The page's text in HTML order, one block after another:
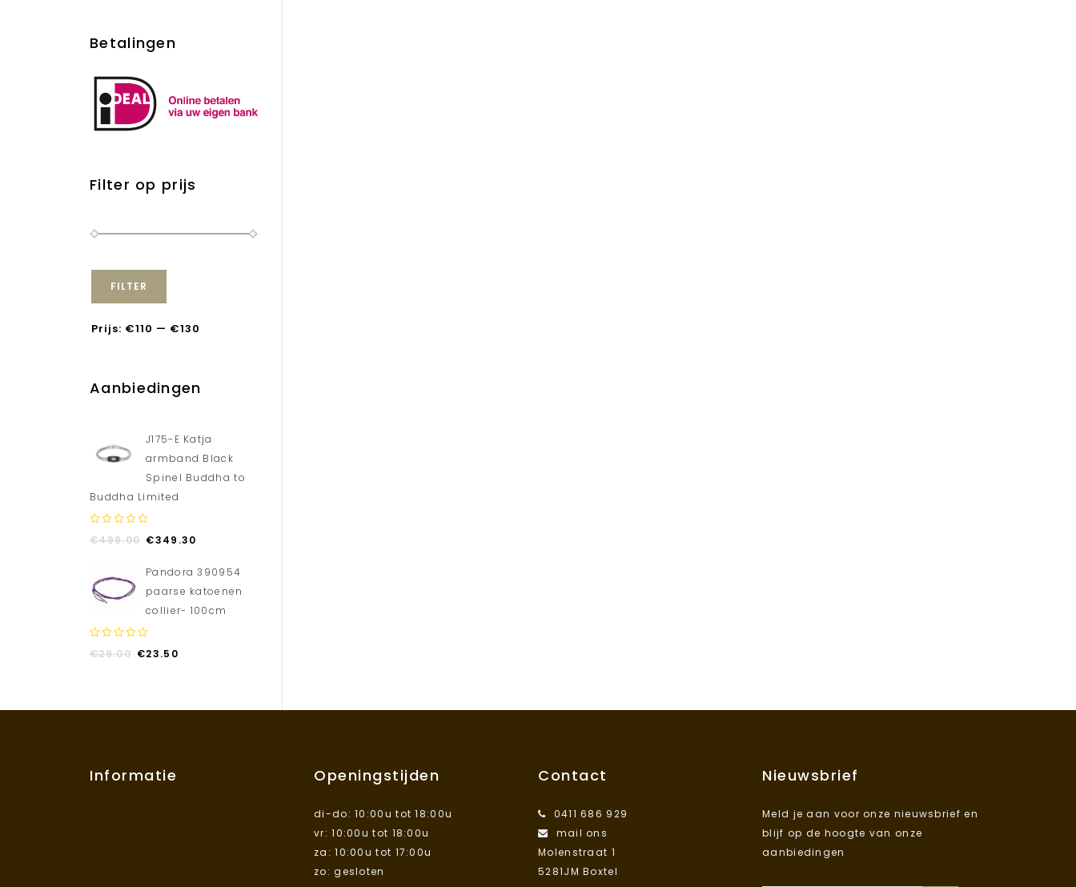
Betalingen
Filter op prijs
FILTER
Prijs: €110 — €130
Aanbiedingen
J175-E Katja
armband Black
Spinel Buddha to
Buddha Limited
out
€499.00 €349.30
Pandora 390954
paarse katoenen
collier- 100cm
out
€29.00 €23.50
Informatie Openingstijden
di-do: 10:00u tot 18:00u
vr: 10:00u tot 18:00u
za: 10:00u tot 17:00u
zo: gesloten
Contact
0411 686 929
mail ons
Molenstraat 1
5281JM Boxtel
Nieuwsbrief
Meld je aan voor onze nieuwsbrief en
blijf op de hoogte van onze
aanbiedingen